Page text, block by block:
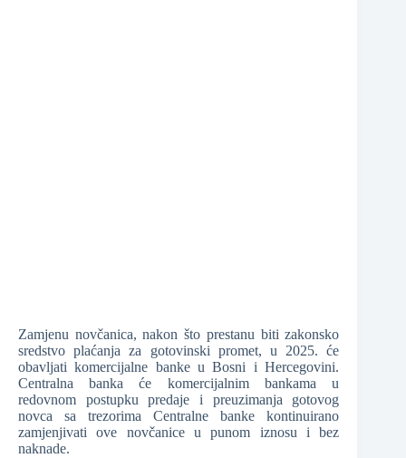
Zamjenu novčanica, nakon što prestanu biti zakonsko
sredstvo plaćanja za gotovinski promet, u 2025. će
obavljati komercijalne banke u Bosni i Hercegovini.
Centralna banka će komercijalnim bankama u
redovnom postupku predaje i preuzimanja gotovog
novca sa trezorima Centralne banke kontinuirano
zamjenjivati ove novčanice u punom iznosu i bez
naknade.